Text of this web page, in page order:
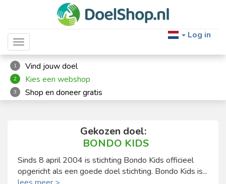
Toggle navigation
Log in
1 Vind jouw doel
2 Kies een webshop
3 Shop en doneer gratis
Gekozen doel:
BONDO KIDS
Sinds 8 april 2004 is stichting Bondo Kids officieel
opgericht als een goede doel stichting. Bondo Kids is...